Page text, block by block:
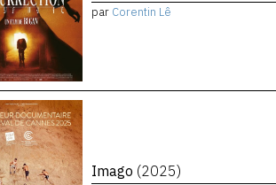
par Corentin Lê
Imago (2025)